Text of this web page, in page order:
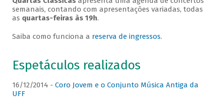
semanais, contando com apresentações variadas, todas
as quartas-feiras às 19h.
Saiba como funciona a reserva de ingressos.
Espetáculos realizados
16/12/2014 - Coro Jovem e o Conjunto Música Antiga da
UFF